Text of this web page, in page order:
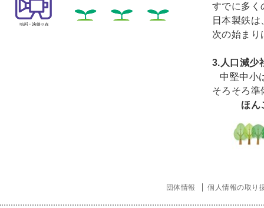
すでに多く
日本製鉄
次の始まり
3. 人口減少
中堅中小
そろそろ準
ほんご
団体情報 個人情報の取り